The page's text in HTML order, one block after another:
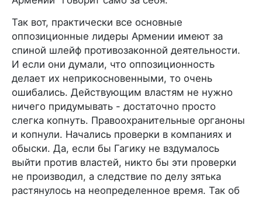
Так вот, практически все основные
оппозиционные лидеры Армении имеют за
спиной шлейф противозаконной деятельности.
И если они думали, что оппозиционность
делает их неприкосновенными, то очень
ошибались. Действующим властям не нужно
ничего придумывать - достаточно просто
слегка копнуть. Правоохранительные органоны
и копнули. Начались проверки в компаниях и
обыски. Да, если бы Гагику не вздумалось
выйти против властей, никто бы эти проверки
не производил, а следствие по делу зятька
растянулось на неопределенное время. Так об